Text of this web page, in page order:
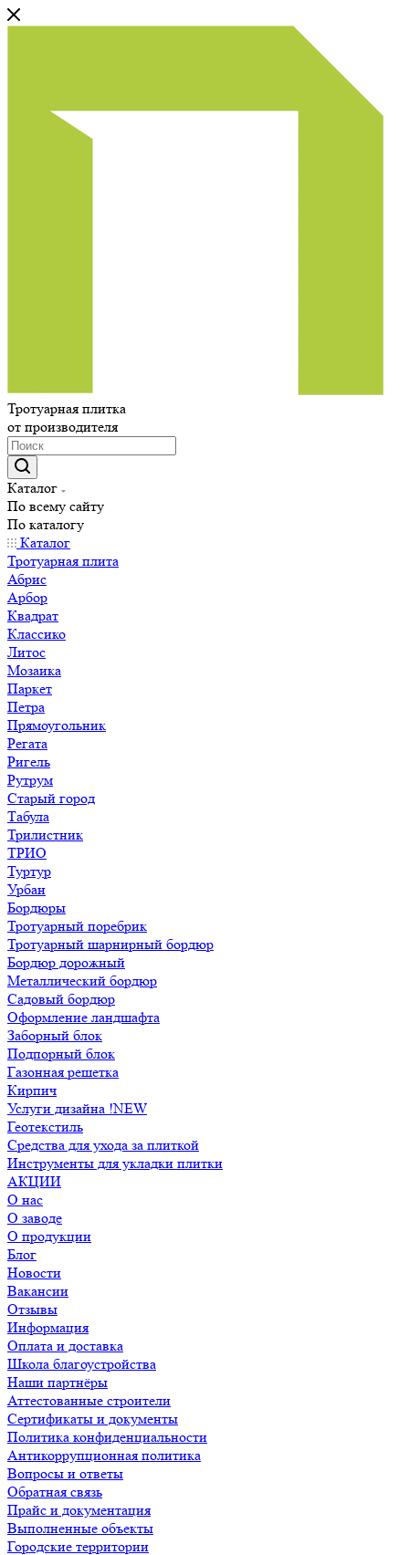
Тротуарная плитка
от производителя
Каталог
По всему сайту
По каталогу
Каталог
Тротуарная плита
Абрис
Арбор
Квадрат
Классико
Литос
Мозаика
Паркет
Петра
Прямоугольник
Регата
Ригель
Рутрум
Старый город
Табула
Трилистник
ТРИО
Туртур
Урбан
Бордюры
Тротуарный поребрик
Тротуарный шарнирный бордюр
Бордюр дорожный
Металлический бордюр
Садовый бордюр
Оформление ландшафта
Заборный блок
Подпорный блок
Газонная решетка
Кирпич
Услуги дизайна !NEW
Геотекстиль
Средства для ухода за плиткой
Инструменты для укладки плитки
АКЦИИ
О нас
О заводе
О продукции
Блог
Новости
Вакансии
Отзывы
Информация
Оплата и доставка
Школа благоустройства
Наши партнёры
Аттестованные строители
Сертификаты и документы
Политика конфиденциальности
Антикоррупционная политика
Вопросы и ответы
Обратная связь
Прайс и документация
Выполненные объекты
Городские территории